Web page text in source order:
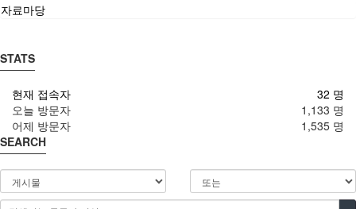
자료마당
STATS
32 명
현재 접속자
1,133 명
오늘 방문자
1,535 명
어제 방문자
SEARCH